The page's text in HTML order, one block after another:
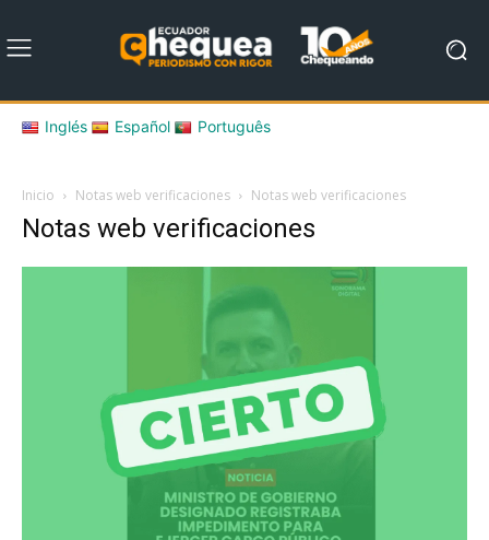
Inglés Español Português
Inicio Notas web verificaciones Notas web verificaciones
Notas web verificaciones